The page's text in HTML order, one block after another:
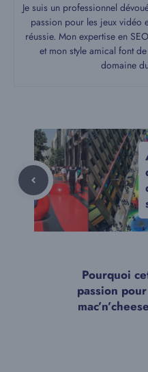
Je suis un professionnel
passion pour les jeux vidéo
réussie. Mon expertise en
et mon style amical font
domaine
Pourquoi
passion